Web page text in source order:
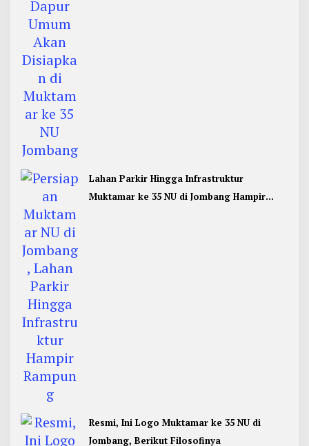
Lahan Parkir Hingga Infrastruktur
Muktamar ke 35 NU di Jombang Hampir
Resmi, Ini Logo Muktamar ke 35 NU di
Jombang, Berikut Filosofinya